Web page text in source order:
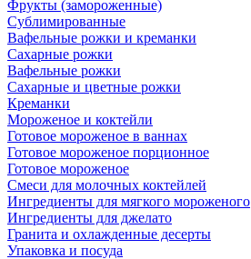
Фрукты (замороженные)
Сублимированные
Вафельные рожки и креманки
Сахарные рожки
Вафельные рожки
Сахарные и цветные рожки
Креманки
Мороженое и коктейли
Готовое мороженое в ваннах
Готовое мороженое порционное
Готовое мороженое
Смеси для молочных коктейлей
Ингредиенты для мягкого мороженого
Ингредиенты для джелато
Гранита и охлажденные десерты
Упаковка и посуда